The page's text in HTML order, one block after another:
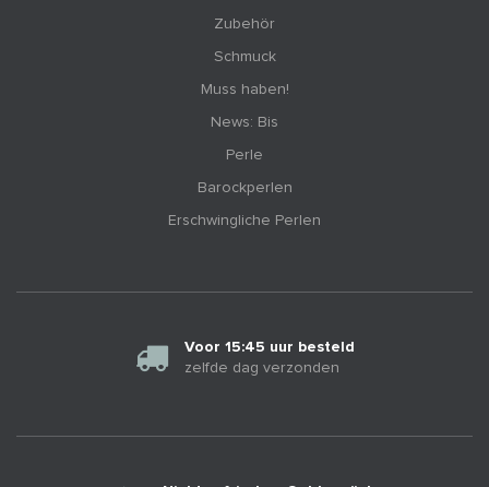
Zubehör
Schmuck
Muss haben!
News: Bis
Perle
Barockperlen
Erschwingliche Perlen
Voor 15:45 uur besteld
zelfde dag verzonden